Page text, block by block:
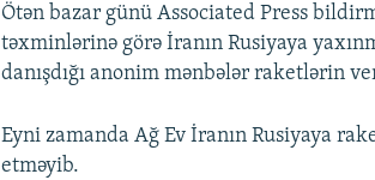
Ötən bazar günü Associated Press
təxminlərinə görə İranın Rusiyaya
danışdığı anonim mənbələr raketlərin
Eyni zamanda Ağ Ev İranın Rusiyaya
etməyib.